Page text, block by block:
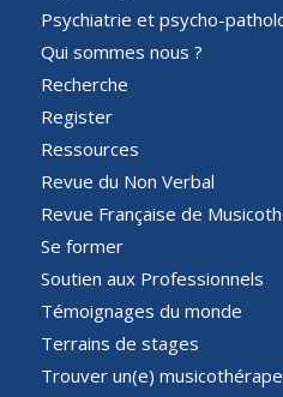
Psychiatrie et psycho-
Qui sommes nous ?
Recherche
Register
Ressources
Revue du Non Verbal
Revue Française de
Se former
Soutien aux Professionnels
Témoignages du monde
Terrains de stages
Trouver un(e)